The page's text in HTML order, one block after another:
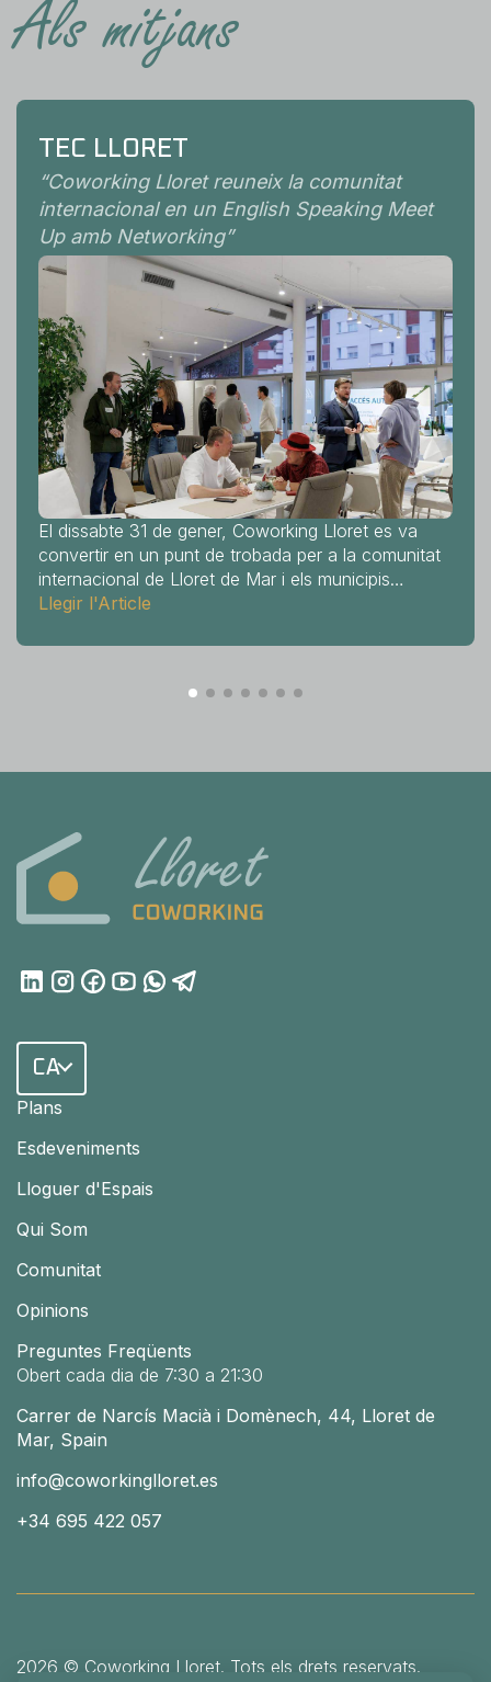
Als mitjans
TEC LLORET
“Coworking Lloret reuneix la comunitat
internacional en un English Speaking Meet
Up amb Networking”
El dissabte 31 de gener, Coworking Lloret es va
convertir en un punt de trobada per a la comunitat
internacional de Lloret de Mar i els municipis
propers. Un total de 33 persones van participar en
dissenyat per fomentar la comunicació en anglès,
Llegir l'Article
CA
Plans
Esdeveniments
Lloguer d'Espais
Qui Som
Comunitat
Opinions
Preguntes Freqüents
Obert cada dia de 7:30 a 21:30
Carrer de Narcís Macià i Domènech, 44, Lloret de
Mar, Spain
info@coworkinglloret.es
+34 695 422 057
2026 © Coworking Lloret. Tots els drets reservats.